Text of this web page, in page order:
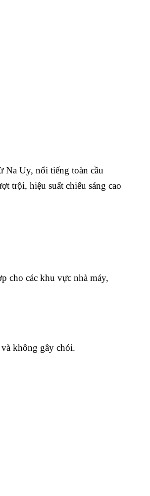
Na Uy, nổi tiếng toàn cầu
trội, hiệu suất chiếu sáng cao
cho các khu vực nhà máy,
không gây chói.